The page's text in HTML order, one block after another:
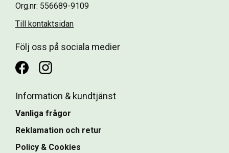
Org.nr: 556689-9109
Till kontaktsidan
Följ oss på sociala medier
Information & kundtjänst
Vanliga frågor
Reklamation och retur
Policy & Cookies